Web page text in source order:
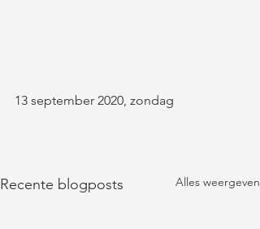
13 september 2020, zondag
Recente blogposts Alles weergeven